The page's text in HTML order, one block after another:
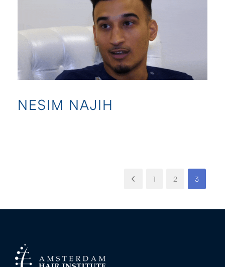
NESIM NAJIH
1 2 3